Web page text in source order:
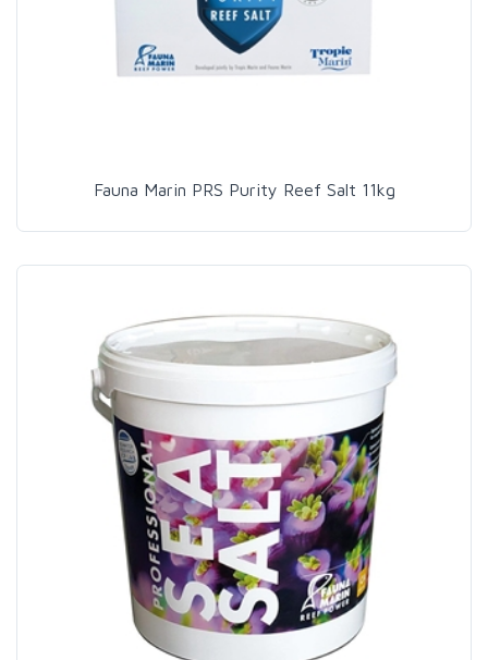
Fauna Marin PRS Purity Reef Salt 11kg